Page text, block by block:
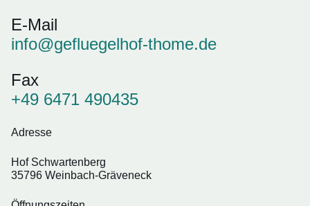
E-Mail
info@gefluegelhof-thome.de
Fax
+49 6471 490435
Adresse
Hof Schwartenberg
35796 Weinbach-Gräveneck